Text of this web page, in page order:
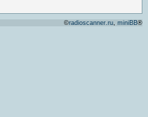
©radioscanner.ru, miniBB®